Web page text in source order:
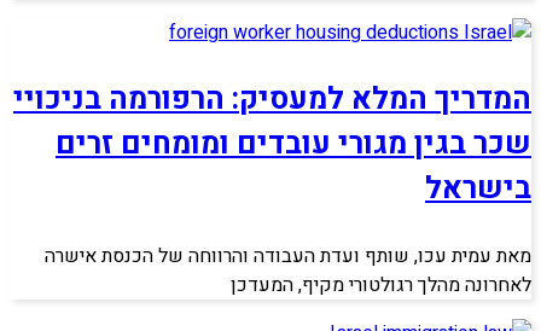
המדריך המלא למעסיק: הרפורמה בניכויי
שכר בגין מגורי עובדים ומומחים זרים
בישראל
מאת עמית עכו, שותף ועדת העבודה והרווחה של הכנסת אישרה
לאחרונה מהלך רגולטורי מקיף, המעדכן